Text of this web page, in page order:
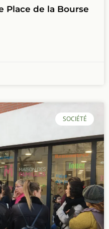
Place de la Bourse
SOCIÉTÉ